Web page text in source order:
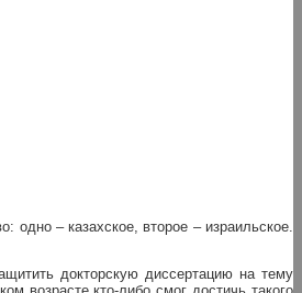
– казахское, второе – израильское.
докторскую диссертацию на тему